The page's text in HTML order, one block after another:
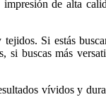
de alta
tejidos. Si estás
si buscas más
vívidos y